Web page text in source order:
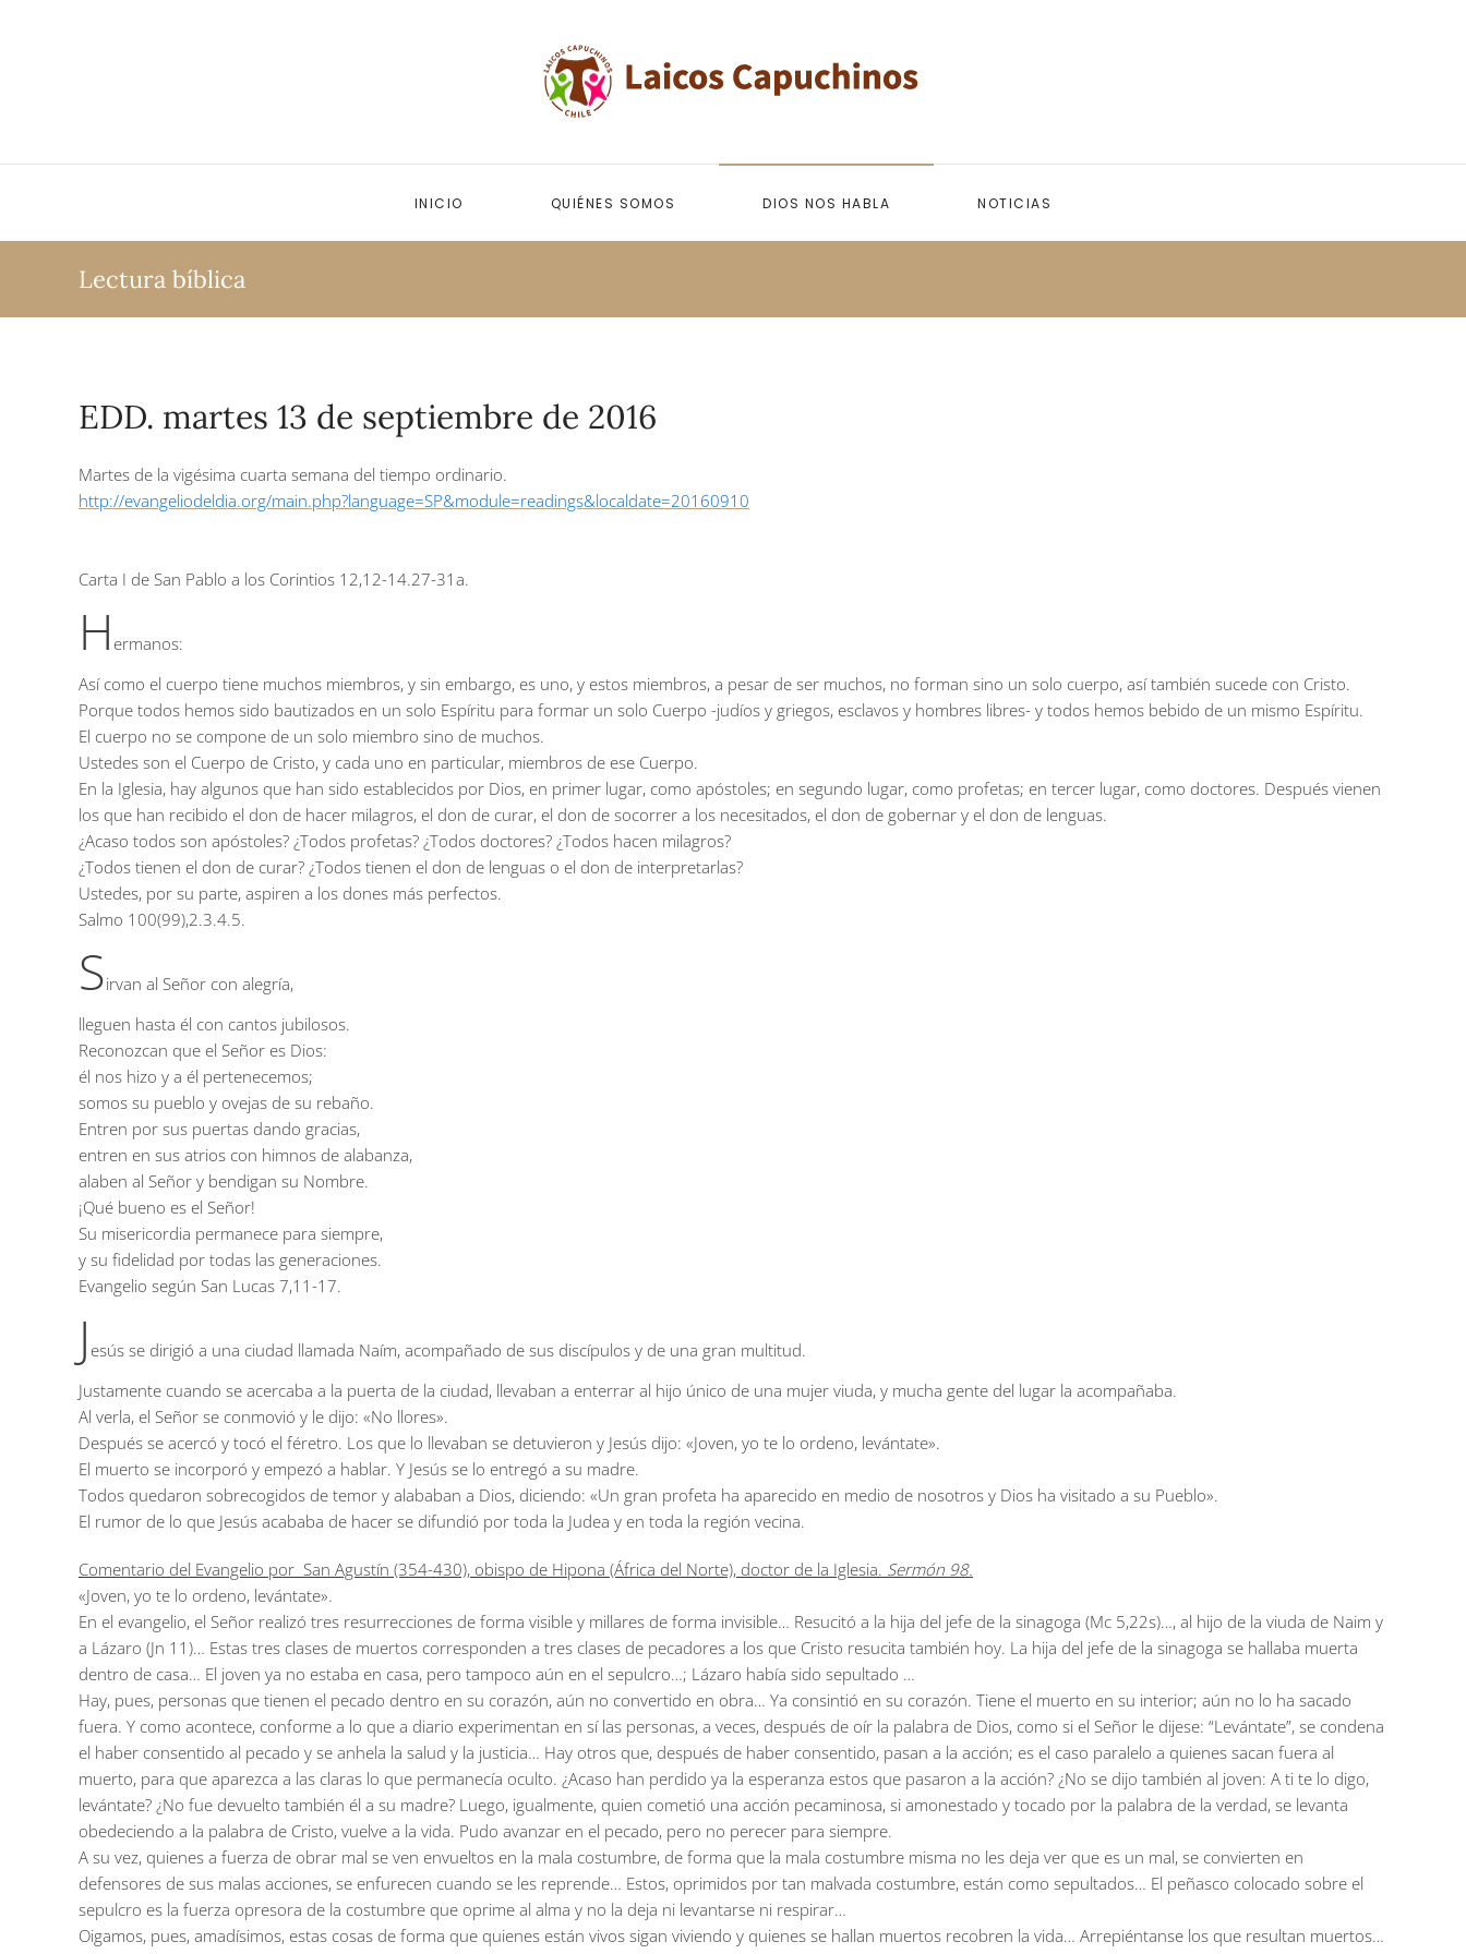
INICIO QUIÉNES SOMOS DIOS NOS HABLA NOTICIAS
Lectura bíblica
EDD. martes 13 de septiembre de 2016
Martes de la vigésima cuarta semana del tiempo ordinario.
http://evangeliodeldia.org/main.php?language=SP&module=readings&localdate=20160910
Carta I de San Pablo a los Corintios 12,12-14.27-31a.
H ermanos:
Así como el cuerpo tiene muchos miembros, y sin embargo, es uno, y estos miembros, a pesar de ser muchos, no forman sino un solo cuerpo, así también sucede con Cristo.
Porque todos hemos sido bautizados en un solo Espíritu para formar un solo Cuerpo -judíos y griegos, esclavos y hombres libres- y todos hemos bebido de un mismo Espíritu.
El cuerpo no se compone de un solo miembro sino de muchos.
Ustedes son el Cuerpo de Cristo, y cada uno en particular, miembros de ese Cuerpo.
En la Iglesia, hay algunos que han sido establecidos por Dios, en primer lugar, como apóstoles; en segundo lugar, como profetas; en tercer lugar, como doctores. Después vienen
los que han recibido el don de hacer milagros, el don de curar, el don de socorrer a los necesitados, el don de gobernar y el don de lenguas.
¿Acaso todos son apóstoles? ¿Todos profetas? ¿Todos doctores? ¿Todos hacen milagros?
¿Todos tienen el don de curar? ¿Todos tienen el don de lenguas o el don de interpretarlas?
Ustedes, por su parte, aspiren a los dones más perfectos.
Salmo 100(99),2.3.4.5.
Sirvan al Señor con alegría,
lleguen hasta él con cantos jubilosos.
Reconozcan que el Señor es Dios:
él nos hizo y a él pertenecemos;
somos su pueblo y ovejas de su rebaño.
Entren por sus puertas dando gracias,
entren en sus atrios con himnos de alabanza,
alaben al Señor y bendigan su Nombre.
¡Qué bueno es el Señor!
Su misericordia permanece para siempre,
y su fidelidad por todas las generaciones.
Evangelio según San Lucas 7,11-17.
J esús se dirigió a una ciudad llamada Naím, acompañado de sus discípulos y de una gran multitud.
Justamente cuando se acercaba a la puerta de la ciudad, llevaban a enterrar al hijo único de una mujer viuda, y mucha gente del lugar la acompañaba.
Al verla, el Señor se conmovió y le dijo: «No llores».
Después se acercó y tocó el féretro. Los que lo llevaban se detuvieron y Jesús dijo: «Joven, yo te lo ordeno, levántate».
El muerto se incorporó y empezó a hablar. Y Jesús se lo entregó a su madre.
Todos quedaron sobrecogidos de temor y alababan a Dios, diciendo: «Un gran profeta ha aparecido en medio de nosotros y Dios ha visitado a su Pueblo».
El rumor de lo que Jesús acababa de hacer se difundió por toda la Judea y en toda la región vecina.
Comentario del Evangelio por San Agustín (354-430), obispo de Hipona (África del Norte), doctor de la Iglesia. Sermón 98.
«Joven, yo te lo ordeno, levántate».
En el evangelio, el Señor realizó tres resurrecciones de forma visible y millares de forma invisible… Resucitó a la hija del jefe de la sinagoga (Mc 5,22s)…, al hijo de la viuda de Naim y
a Lázaro (Jn 11)… Estas tres clases de muertos corresponden a tres clases de pecadores a los que Cristo resucita también hoy. La hija del jefe de la sinagoga se hallaba muerta
dentro de casa… El joven ya no estaba en casa, pero tampoco aún en el sepulcro…; Lázaro había sido sepultado …
Hay, pues, personas que tienen el pecado dentro en su corazón, aún no convertido en obra… Ya consintió en su corazón. Tiene el muerto en su interior; aún no lo ha sacado
fuera. Y como acontece, conforme a lo que a diario experimentan en sí las personas, a veces, después de oír la palabra de Dios, como si el Señor le dijese: “Levántate”, se condena
el haber consentido al pecado y se anhela la salud y la justicia… Hay otros que, después de haber consentido, pasan a la acción; es el caso paralelo a quienes sacan fuera al
muerto, para que aparezca a las claras lo que permanecía oculto. ¿Acaso han perdido ya la esperanza estos que pasaron a la acción? ¿No se dijo también al joven: A ti te lo digo,
levántate? ¿No fue devuelto también él a su madre? Luego, igualmente, quien cometió una acción pecaminosa, si amonestado y tocado por la palabra de la verdad, se levanta
obedeciendo a la palabra de Cristo, vuelve a la vida. Pudo avanzar en el pecado, pero no perecer para siempre.
A su vez, quienes a fuerza de obrar mal se ven envueltos en la mala costumbre, de forma que la mala costumbre misma no les deja ver que es un mal, se convierten en
defensores de sus malas acciones, se enfurecen cuando se les reprende… Estos, oprimidos por tan malvada costumbre, están como sepultados… El peñasco colocado sobre el
sepulcro es la fuerza opresora de la costumbre que oprime al alma y no la deja ni levantarse ni respirar…
Oigamos, pues, amadísimos, estas cosas de forma que quienes están vivos sigan viviendo y quienes se hallan muertos recobren la vida… Arrepiéntanse los que resultan muertos…